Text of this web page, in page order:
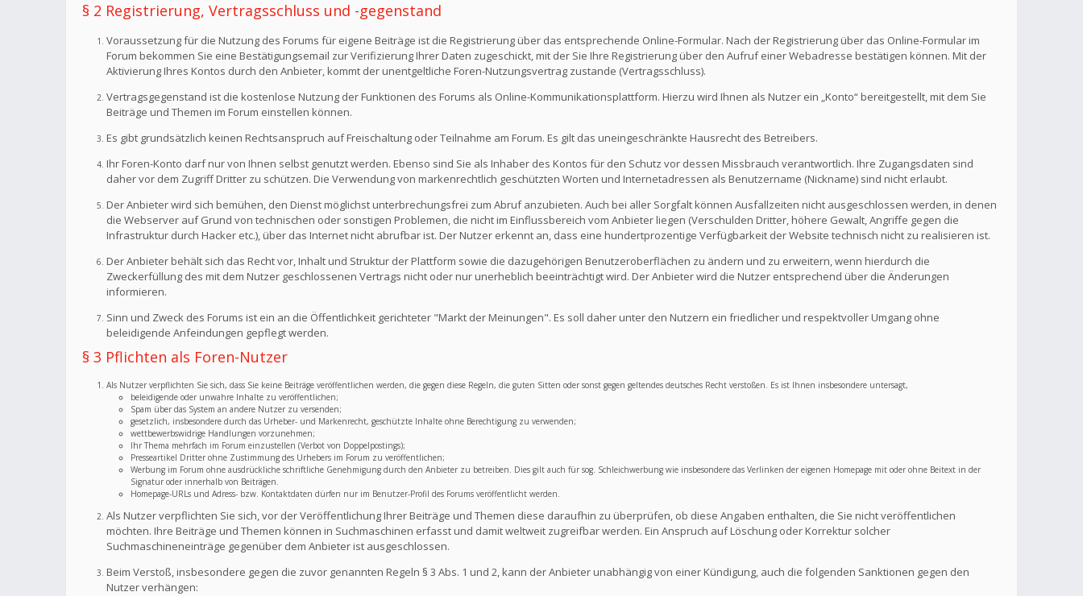
§ 2 Registrierung, Vertragsschluss und -gegenstand
Voraussetzung für die Nutzung des Forums für eigene Beiträge ist die Registrierung über das entsprechende Online-Formular. Nach der Registrierung über das Online-Formular im
Forum bekommen Sie eine Bestätigungsemail zur Verifizierung Ihrer Daten zugeschickt, mit der Sie Ihre Registrierung über den Aufruf einer Webadresse bestätigen können. Mit der
Aktivierung Ihres Kontos durch den Anbieter, kommt der unentgeltliche Foren-Nutzungsvertrag zustande (Vertragsschluss).
Vertragsgegenstand ist die kostenlose Nutzung der Funktionen des Forums als Online-Kommunikationsplattform. Hierzu wird Ihnen als Nutzer ein „Konto“ bereitgestellt, mit dem Sie
Beiträge und Themen im Forum einstellen können.
Es gibt grundsätzlich keinen Rechtsanspruch auf Freischaltung oder Teilnahme am Forum. Es gilt das uneingeschränkte Hausrecht des Betreibers.
Ihr Foren-Konto darf nur von Ihnen selbst genutzt werden. Ebenso sind Sie als Inhaber des Kontos für den Schutz vor dessen Missbrauch verantwortlich. Ihre Zugangsdaten sind
daher vor dem Zugriff Dritter zu schützen. Die Verwendung von markenrechtlich geschützten Worten und Internetadressen als Benutzername (Nickname) sind nicht erlaubt.
Der Anbieter wird sich bemühen, den Dienst möglichst unterbrechungsfrei zum Abruf anzubieten. Auch bei aller Sorgfalt können Ausfallzeiten nicht ausgeschlossen werden, in denen
die Webserver auf Grund von technischen oder sonstigen Problemen, die nicht im Einflussbereich vom Anbieter liegen (Verschulden Dritter, höhere Gewalt, Angriffe gegen die
Infrastruktur durch Hacker etc.), über das Internet nicht abrufbar ist. Der Nutzer erkennt an, dass eine hundertprozentige Verfügbarkeit der Website technisch nicht zu realisieren ist.
Der Anbieter behält sich das Recht vor, Inhalt und Struktur der Plattform sowie die dazugehörigen Benutzeroberflächen zu ändern und zu erweitern, wenn hierdurch die
Zweckerfüllung des mit dem Nutzer geschlossenen Vertrags nicht oder nur unerheblich beeinträchtigt wird. Der Anbieter wird die Nutzer entsprechend über die Änderungen
informieren.
Sinn und Zweck des Forums ist ein an die Öffentlichkeit gerichteter "Markt der Meinungen". Es soll daher unter den Nutzern ein friedlicher und respektvoller Umgang ohne
beleidigende Anfeindungen gepflegt werden.
§ 3 Pflichten als Foren-Nutzer
Als Nutzer verpflichten Sie sich, dass Sie keine Beiträge veröffentlichen werden, die gegen diese Regeln, die guten Sitten oder sonst gegen geltendes deutsches Recht verstoßen. Es ist Ihnen insbesondere untersagt,
beleidigende oder unwahre Inhalte zu veröffentlichen;
Spam über das System an andere Nutzer zu versenden;
gesetzlich, insbesondere durch das Urheber- und Markenrecht, geschützte Inhalte ohne Berechtigung zu verwenden;
wettbewerbswidrige Handlungen vorzunehmen;
Ihr Thema mehrfach im Forum einzustellen (Verbot von Doppelpostings);
Presseartikel Dritter ohne Zustimmung des Urhebers im Forum zu veröffentlichen;
Werbung im Forum ohne ausdrückliche schriftliche Genehmigung durch den Anbieter zu betreiben. Dies gilt auch für sog. Schleichwerbung wie insbesondere das Verlinken der eigenen Homepage mit oder ohne Beitext in der
Signatur oder innerhalb von Beiträgen.
Homepage-URLs und Adress- bzw. Kontaktdaten dürfen nur im Benutzer-Profil des Forums veröffentlicht werden.
Als Nutzer verpflichten Sie sich, vor der Veröffentlichung Ihrer Beiträge und Themen diese daraufhin zu überprüfen, ob diese Angaben enthalten, die Sie nicht veröffentlichen
möchten. Ihre Beiträge und Themen können in Suchmaschinen erfasst und damit weltweit zugreifbar werden. Ein Anspruch auf Löschung oder Korrektur solcher
Suchmaschineneinträge gegenüber dem Anbieter ist ausgeschlossen.
Beim Verstoß, insbesondere gegen die zuvor genannten Regeln § 3 Abs. 1 und 2, kann der Anbieter unabhängig von einer Kündigung, auch die folgenden Sanktionen gegen den
Nutzer verhängen: